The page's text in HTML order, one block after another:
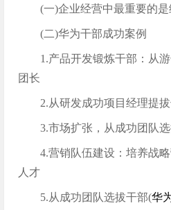
(一)企业经营中最重要的
(二)华为干部成功案例
1.产品开发锻炼干部：从
团长
2.从研发成功项目经理提
3.市场扩张，从成功团队
4.营销队伍建设：培养战
人才
5.从成功团队选拔干部(华